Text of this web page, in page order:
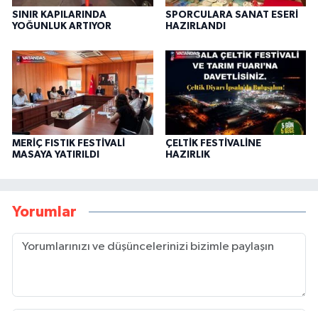
SINIR KAPILARINDA
YOĞUNLUK ARTIYOR
SPORCULARA SANAT ESERİ
HAZIRLANDI
MERİÇ FISTIK FESTİVALİ
MASAYA YATIRILDI
ÇELTİK FESTİVALİNE
HAZIRLIK
Yorumlar